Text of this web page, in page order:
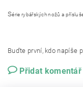
Série rybářských nožů a
Buďte první, kdo napíše
Přidat komentář